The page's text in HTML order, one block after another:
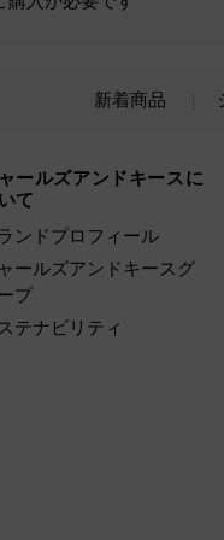
新着商品
ールズアンドキースに
て
ンドプロフィール
ールズアンドキースグ
プ
テナビリティ